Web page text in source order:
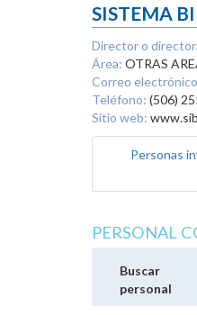
SISTEMA
Director o
Área: OTRAS
Correo
Teléfono: (506)
Sitio web:
Personas
PERSONAL
Buscar
personal